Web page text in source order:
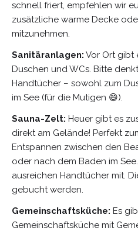
schnell friert, empfehlen wir
zusätzliche warme Decke
mitzunehmen.
Sanitäranlagen: Vor Ort gibt
Duschen und WCs. Bitte
Handtücher – sowohl zum
im See (für die Mutigen 😄).
Sauna-Zelt: Heuer gibt es
direkt am Gelände! Perfekt
Entspannen zwischen den
oder nach dem Baden im
ausreichen Handtücher mit.
gebucht werden.
Gemeinschaftsküche: Es
Gemeinschaftsküche mit